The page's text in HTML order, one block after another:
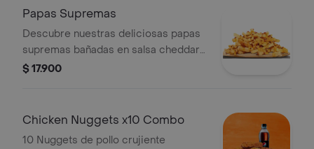
Papas Supremas
Descubre nuestras deliciosas papas
supremas bañadas en salsa cheddar y
trocitos de tocino crujiente.
$ 17.900
Chicken Nuggets x10 Combo
10 Nuggets de pollo crujiente